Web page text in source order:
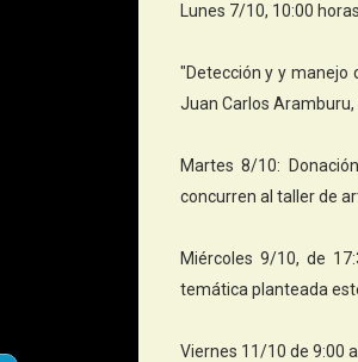
Lunes 7/10, 10:00
"Detección y y manejo
Juan Carlos Aramburu,
Martes 8/10:
concurren al taller de
Miércoles 9/10, de
temática planteada
Viernes 11/10 de 9:00